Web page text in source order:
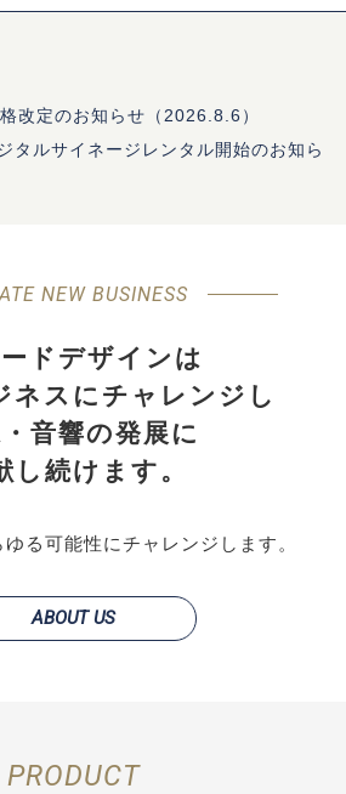
改定のお知らせ（2026.8.6）
タルサイネージレンタル開始のお知ら
NEW BUSINESS
ドデザインは
ネスにチャレンジし
音響の発展に
し続けます。
る可能性にチャレンジします。
ABOUT US
PRODUCT